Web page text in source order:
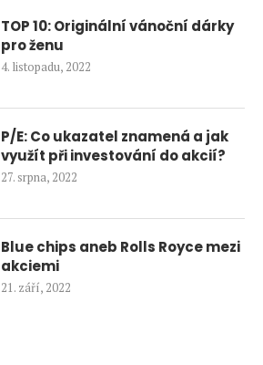
TOP 10: Originální vánoční dárky
pro ženu
4. listopadu, 2022
P/E: Co ukazatel znamená a jak
využít při investování do akcií?
27. srpna, 2022
Blue chips aneb Rolls Royce mezi
akciemi
21. září, 2022